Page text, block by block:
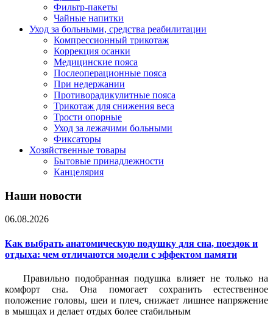
Фильтр-пакеты
Чайные напитки
Уход за больными, средства реабилитации
Компрессионный трикотаж
Коррекция осанки
Медицинские пояса
Послеоперационные пояса
При недержании
Противорадикулитные пояса
Трикотаж для снижения веса
Трости опорные
Уход за лежачими больными
Фиксаторы
Хозяйственные товары
Бытовые принадлежности
Канцелярия
Наши новости
06.08.2026
Как выбрать анатомическую подушку для сна, поездок и
отдыха: чем отличаются модели с эффектом памяти
Правильно подобранная подушка влияет не только на
комфорт сна. Она помогает сохранить естественное
положение головы, шеи и плеч, снижает лишнее напряжение
в мышцах и делает отдых более стабильным